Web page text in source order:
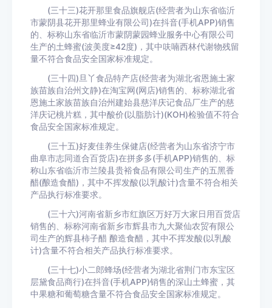
(三十三)花开那里食品旗舰店(经营者为山东省临沂
市蒙阴县花开那里蜂业有限公司)在抖音(手机APP)销售
的、标称山东省临沂市蒙阴蒙园蜂业服务中心有限公司
生产的土蜂蜜(波美度≥42度)，其中呋喃西林代谢物残留
量不符合食品安全国家标准规定。
(三十四)旦丫食品特产店(经营者为湖北省恩施土家
族苗族自治州文静)在淘宝网(网店)销售的、标称湖北省
恩施土家族苗族自治州建始县慈洋庆记食品厂生产的慈
洋庆记桃片糕，其中酸价(以脂肪计)(KOH)检验值不符合
食品安全国家标准规定。
(三十五)好麦佳养生保健店(经营者为山东省济宁市
曲阜市志同道合百货店)在拼多多(手机APP)销售的、标
称山东省临沂市兰陵县贵裕食品有限公司生产的五黑香
醋(酿造食醋)，其中不挥发酸(以乳酸计)含量不符合相关
产品执行标准要求。
(三十六)河南省新乡市红旗区万好万大家日用百货店
销售的、标称河南省新乡市辉县市九大聚仙农贸有限公
司生产的辉县柿子醋 酿造食醋，其中不挥发酸(以乳酸
计)含量不符合相关产品执行标准要求。
(三十七)小二郎蜂场(经营者为湖北省荆门市东宝区
层黛食品商行)在抖音(手机APP)销售的深山土蜂蜜，其
中果糖和葡萄糖含量不符合食品安全国家标准规定。